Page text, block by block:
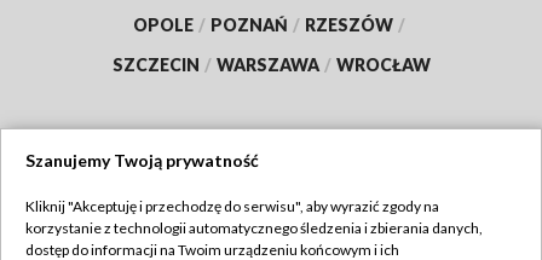
OPOLE / POZNAŃ / RZESZÓW /
SZCZECIN / WARSZAWA / WROCŁAW
TVP
Szanujemy Twoją prywatność
Kliknij "Akceptuję i przechodzę do serwisu", aby wyrazić zgody na
korzystanie z technologii automatycznego śledzenia i zbierania danych,
dostęp do informacji na Twoim urządzeniu końcowym i ich